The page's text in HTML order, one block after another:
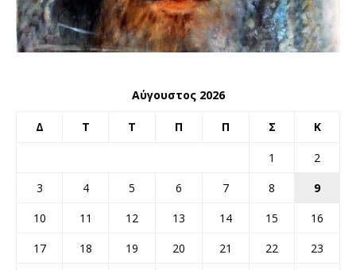
Αύγουστος 2026
Δ Τ Τ Π Π Σ Κ
1
2
3
4 5 6 7 8
9
10
11 12 13 14 15
16
17
18 19 20 21 22
23